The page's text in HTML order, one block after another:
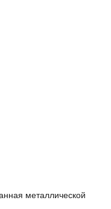
металлической